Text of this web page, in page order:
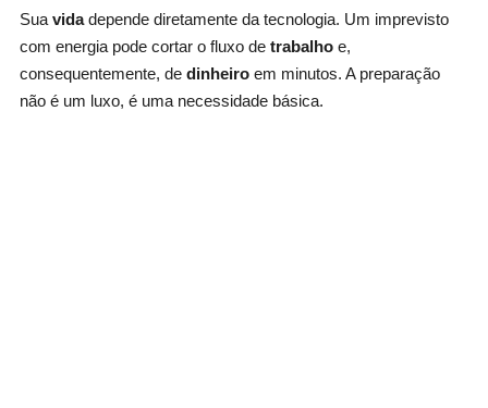
Sua vidadepende diretamente da tecnologia. Um imprevisto
com energia pode cortar o fluxo de trabalhoe,
consequentemente, de dinheiroem minutos. A preparação
não é um luxo, é uma necessidade básica.